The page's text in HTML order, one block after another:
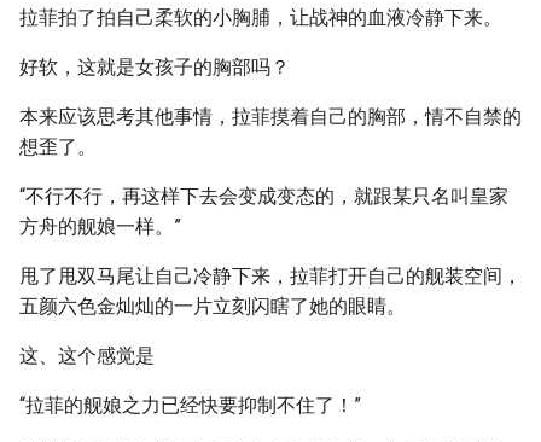
拉菲拍了拍自己柔软的小胸脯，让战神的血液冷静下来。
好软，这就是女孩子的胸部吗？
本来应该思考其他事情，拉菲摸着自己的胸部，情不自禁的
想歪了。
“不行不行，再这样下去会变成变态的，就跟某只名叫皇家
方舟的舰娘一样。”
甩了甩双马尾让自己冷静下来，拉菲打开自己的舰装空间，
五颜六色金灿灿的一片立刻闪瞎了她的眼睛。
这、这个感觉是
“拉菲的舰娘之力已经快要抑制不住了！”